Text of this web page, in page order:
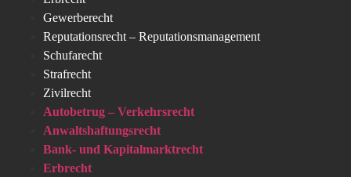
Gewerberecht
Reputationsrecht – Reputationsmanagement
Schufarecht
Strafrecht
Zivilrecht
Autobetrug – Verkehrsrecht
Anwaltshaftungsrecht
Bank- und Kapitalmarktrecht
Erbrecht